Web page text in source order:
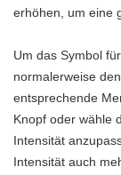
erhöhen, um eine
Um das Symbol
normalerweise
entsprechende
Knopf oder wähle
Intensität
Intensität auch